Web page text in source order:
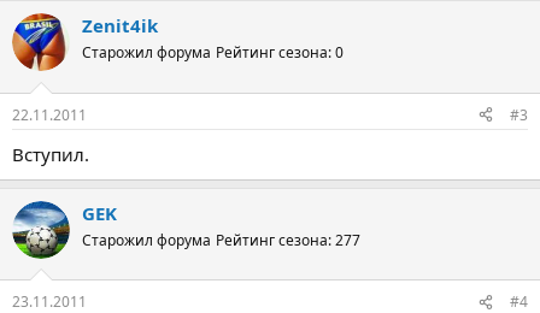
к
ц
и
Zenit4ik
Старожил форума Рейтинг сезона: 0
22.11.2011 #3
Вступил.
GEK
Старожил форума Рейтинг сезона: 277
23.11.2011 #4